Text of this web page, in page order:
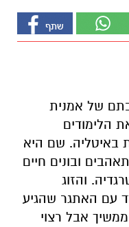
של אמנית
שע6זבת את הלימודים
באיטליה. שם היא
ובונים חיים
והזוג
עם האתגר שהגיע
אבל רצוי